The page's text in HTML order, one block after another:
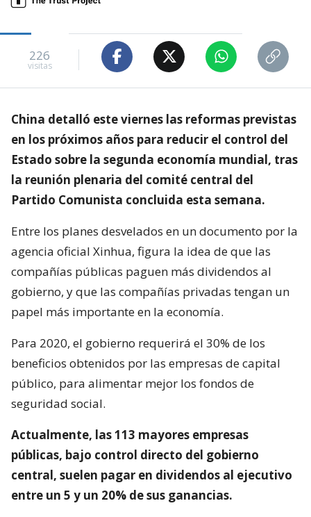
226
visitas
China detalló este viernes las reformas previstas
en los próximos años para reducir el control del
Estado sobre la segunda economía mundial, tras
la reunión plenaria del comité central del
Partido Comunista concluida esta semana.
Entre los planes desvelados en un documento por la
agencia oficial Xinhua, figura la idea de que las
compañías públicas paguen más dividendos al
gobierno, y que las compañías privadas tengan un
papel más importante en la economía.
Para 2020, el gobierno requerirá el 30% de los
beneficios obtenidos por las empresas de capital
público, para alimentar mejor los fondos de
seguridad social.
Actualmente, las 113 mayores empresas
públicas, bajo control directo del gobierno
central, suelen pagar en dividendos al ejecutivo
entre un 5 y un 20% de sus ganancias.